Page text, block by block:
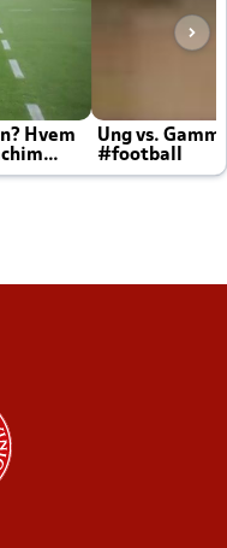
Hvem
Ung vs.
#football